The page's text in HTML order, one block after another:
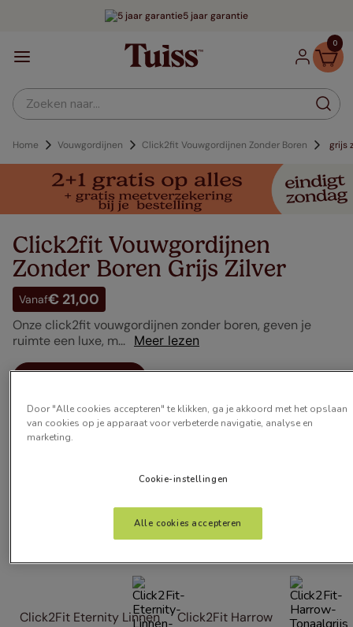
5 jaar garantie
0
Zoeken naar...
Vouwgordijnen Click2fit Vouwgordijnen Zonder Boren grijs
Click2fit Vouwgordijnen
Zonder Boren Grijs Zilver
Vanaf€ 21,00
Onze click2fit vouwgordijnen zonder boren, geven je
ruimte een luxe, m... Meer lezen
Artikelen
Click2Fit Eternity Linnen
Click2Fit Harrow
Door "Alle cookies accepteren" te klikken, ga je akkoord met het opslaan
van cookies op je apparaat voor verbeterde navigatie, analyse en
marketing.
Cookie-instellingen
Alle cookies accepteren